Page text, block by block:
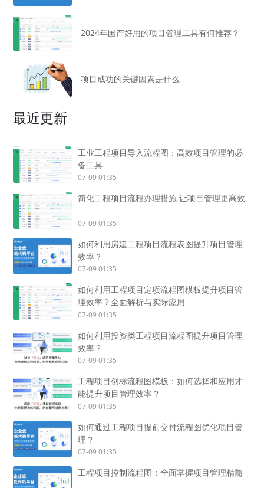
2024年国产好用的项目管理工具有何推荐？
项目成功的关键因素是什么
最近更新
工业工程项目导入流程图：高效项目管理的必
备工具
07-09 01:35
简化工程项目流程办理措施 让项目管理更高效
07-09 01:35
如何利用房建工程项目流程表图提升项目管理
效率？
07-09 01:35
如何利用工程项目定项流程图模板提升项目管
理效率？全面解析与实际应用
07-09 01:35
如何利用投资类工程项目流程图提升项目管理
效率？
07-09 01:35
工程项目创标流程图模板：如何选择和应用才
能提升项目管理效率？
07-09 01:35
如何通过工程项目提前交付流程图优化项目管
理？
07-09 01:35
工程项目控制流程图：全面掌握项目管理精髓